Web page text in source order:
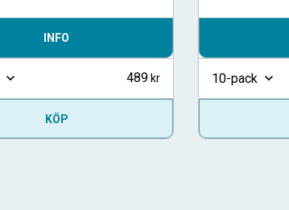
INFO
489
KÖP
10-pack